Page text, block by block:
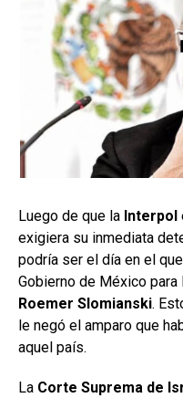
Luego de que la Interpol
exigiera su inmediata
podría ser el día en el
Gobierno de México
Roemer Slomianski.
le negó el amparo que
aquel país.
La Corte Suprema de